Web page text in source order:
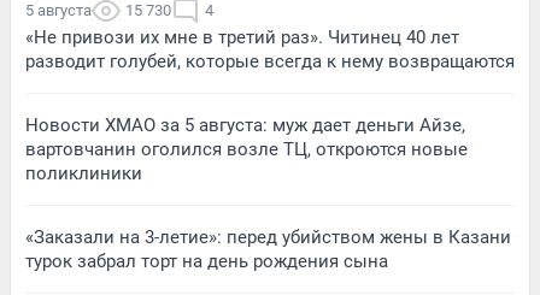
5 августа 15 730 4
«Не привози их мне в третий раз». Читинец 40 лет
разводит голубей, которые всегда к нему возвращаются
Новости ХМАО за 5 августа: муж дает деньги Айзе,
вартовчанин оголился возле ТЦ, откроются новые
поликлиники
«Заказали на 3-летие»: перед убийством жены в Казани
турок забрал торт на день рождения сына